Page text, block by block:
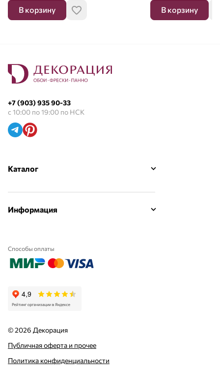
В корзину
В корзину
+7 (903) 935 90-33
с 10:00 по 19:00 по НСК
Каталог
Информация
Способы оплаты
© 2026 Декорация
Публичная оферта и прочее
Политика конфиденциальности